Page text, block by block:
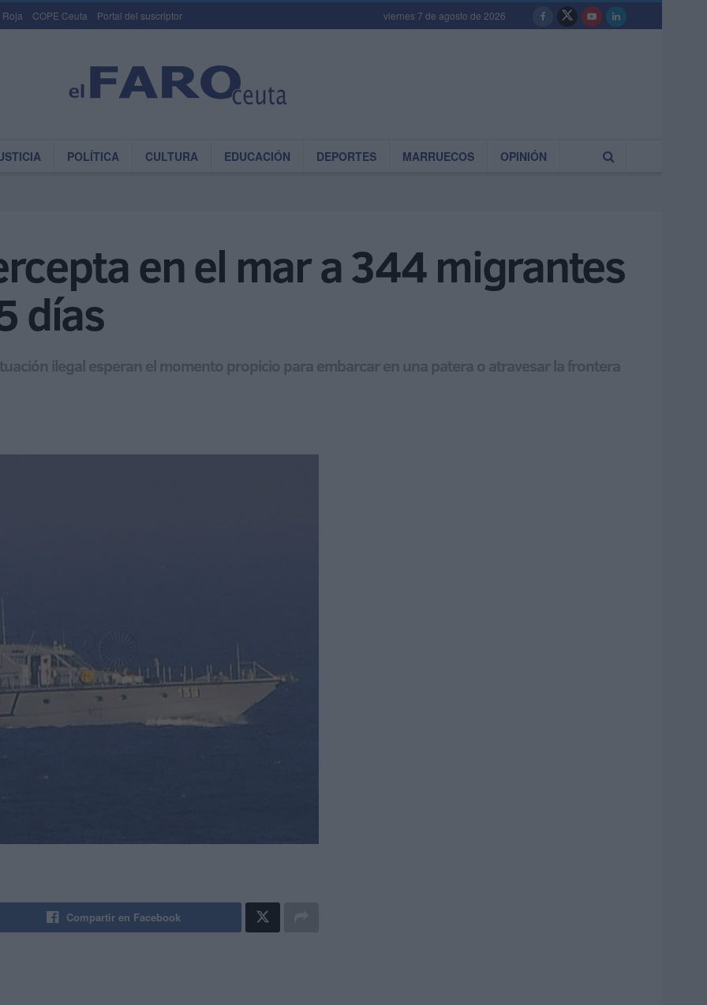
Roja COPE Ceuta Portal del suscriptor viernes 7 de agosto de 2026
POLÍTICA CULTURA EDUCACIÓN DEPORTES MARRUECOS OPINIÓN
en el mar a 344 migrantes
días
ilegal esperan el momento propicio para embarcar en una patera o atravesar la frontera
Compartir en Facebook